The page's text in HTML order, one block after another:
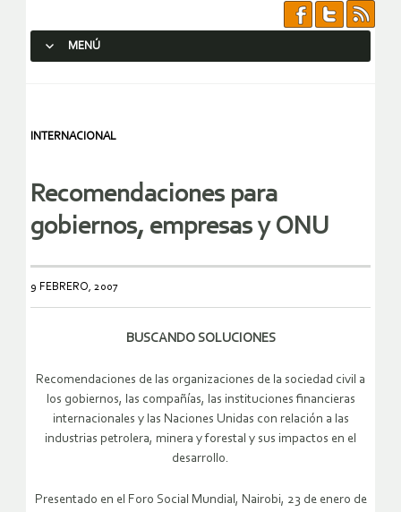
MENÚ
INTERNACIONAL
Recomendaciones para
gobiernos, empresas y ONU
9 FEBRERO, 2007
BUSCANDO SOLUCIONES
Recomendaciones de las organizaciones de la sociedad civil a
los gobiernos, las compañías, las instituciones financieras
internacionales y las Naciones Unidas con relación a las
industrias petrolera, minera y forestal y sus impactos en el
desarrollo.
Presentado en el Foro Social Mundial, Nairobi, 23 de enero de